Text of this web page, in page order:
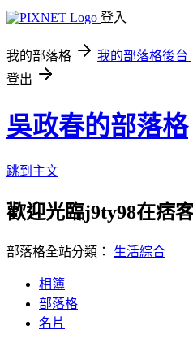
登入
我的部落格 我的部落格後台
登出
吳政春的部落格
跳到主文
歡迎光臨j9ty98在痞
部落格全站分類： 生活綜合
相簿
部落格
名片